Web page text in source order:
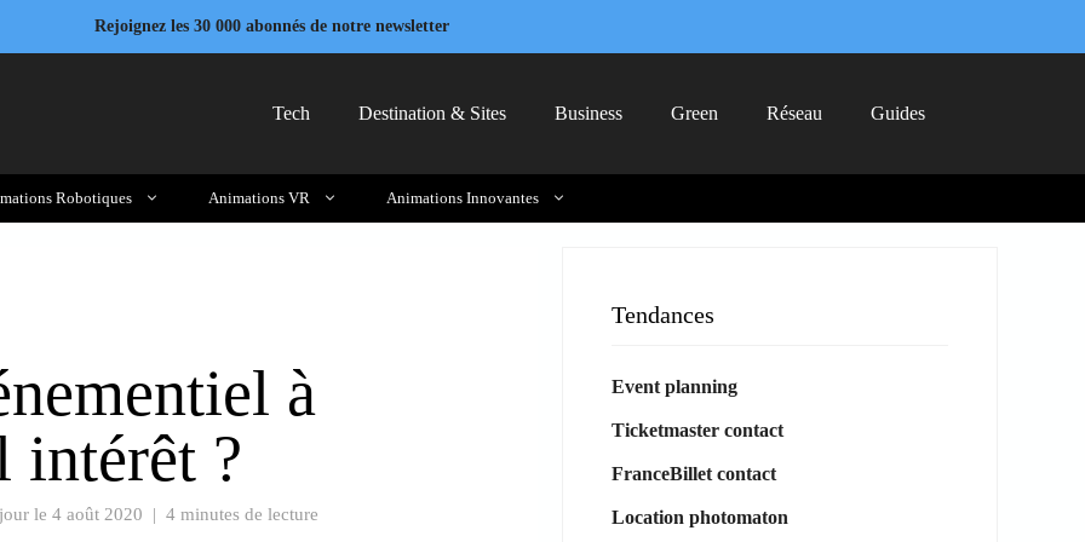
Rejoignez les 30 000 abonnés de notre newsletter
Tech Destination & Sites Business Green Réseau Guides
Robotiques Animations VR Animations Innovantes
à
intérêt ?
le 4 août 2020 | 4 minutes de lecture
Tendances
Event planning
Ticketmaster contact
FranceBillet contact
Location photomaton